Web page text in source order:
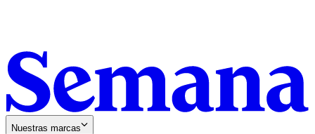
Nuestras marcas